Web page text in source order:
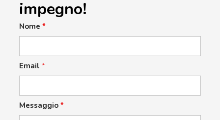
impegno!
Nome *
Email *
Messaggio *